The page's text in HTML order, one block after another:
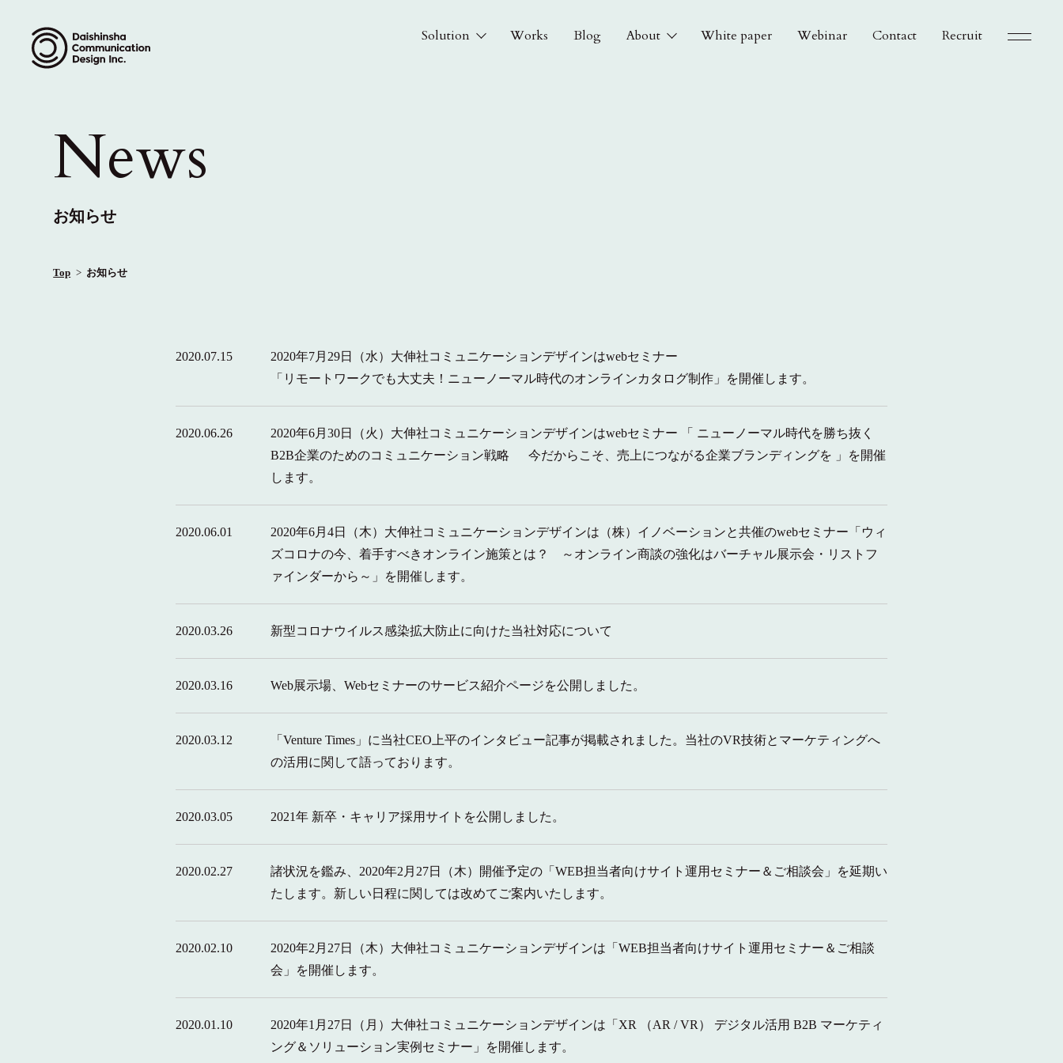
Solution Works Blog About White paper Webinar Contact Recruit
News
お知らせ
Top お知らせ
2020.07.15
2020年7月29日（水）大伸社コミュニケーションデザインはwebセミナー
「リモートワークでも大丈夫！ニューノーマル時代のオンラインカタログ制作」を開催します。
2020.06.26
2020年6月30日（火）大伸社コミュニケーションデザインはwebセミナー 「 ニューノーマル時代を勝ち抜く
B2B企業のためのコミュニケーション戦略 今だからこそ、売上につながる企業ブランディングを 」を開催
します。
2020.06.01
2020年6月4日（木）大伸社コミュニケーションデザインは（株）イノベーションと共催のwebセミナー「ウィ
ズコロナの今、着手すべきオンライン施策とは？ ～オンライン商談の強化はバーチャル展示会・リストフ
ァインダーから～」を開催します。
2020.03.26 新型コロナウイルス感染拡大防止に向けた当社対応について
2020.03.16 Web展示場、Webセミナーのサービス紹介ページを公開しました。
2020.03.12
「Venture Times」に当社CEO上平のインタビュー記事が掲載されました。当社のVR技術とマーケティングへ
の活用に関して語っております。
2020.03.05 2021年 新卒・キャリア採用サイトを公開しました。
2020.02.27
諸状況を鑑み、2020年2月27日（木）開催予定の「WEB担当者向けサイト運用セミナー＆ご相談会」を延期い
たします。新しい日程に関しては改めてご案内いたします。
2020.02.10
2020年2月27日（木）大伸社コミュニケーションデザインは「WEB担当者向けサイト運用セミナー＆ご相談
会」を開催します。
2020.01.10
2020年1月27日（月）大伸社コミュニケーションデザインは「XR （AR / VR） デジタル活用 B2B マーケティ
ング＆ソリューション実例セミナー」を開催します。